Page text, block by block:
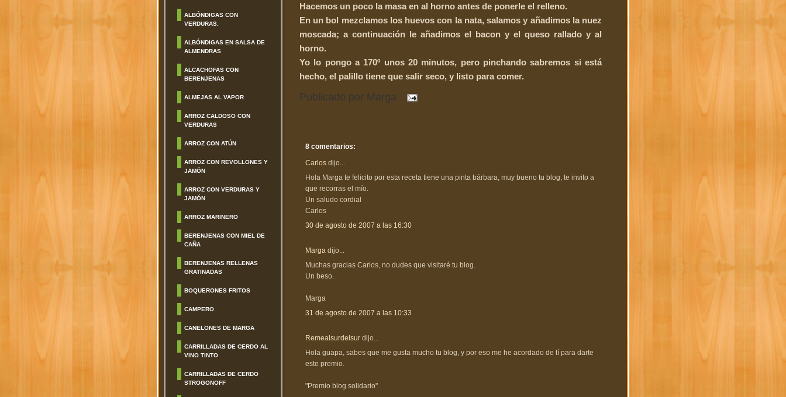
ALBÓNDIGAS CON
VERDURAS.
ALBÓNDIGAS EN SALSA DE
ALMENDRAS
ALCACHOFAS CON
BERENJENAS
ALMEJAS AL VAPOR
ARROZ CALDOSO CON
VERDURAS
ARROZ CON ATÚN
ARROZ CON REVOLLONES Y
JAMÓN
ARROZ CON VERDURAS Y
JAMÓN
ARROZ MARINERO
BERENJENAS CON MIEL DE
CAÑA
BERENJENAS RELLENAS
GRATINADAS
BOQUERONES FRITOS
CAMPERO
CANELONES DE MARGA
CARRILLADAS DE CERDO AL
VINO TINTO
CARRILLADAS DE CERDO
STROGONOFF
Hacemos un poco la masa en al horno antes de ponerle el relleno.
En un bol mezclamos los huevos con la nata, salamos y añadimos la nuez
moscada; a continuación le añadimos el bacon y el queso rallado y al
horno.
Yo lo pongo a 170º unos 20 minutos, pero pinchando sabremos si está
hecho, el palillo tiene que salir seco, y listo para comer.
Publicado por Marga
8 comentarios:
Carlos dijo...
Hola Marga te felicito por esta receta tiene una pinta bárbara, muy bueno tu blog, te invito a
que recorras el mío.
Un saludo cordial
Carlos
30 de agosto de 2007 a las 16:30
Marga dijo...
Muchas gracias Carlos, no dudes que visitaré tu blog.
Un beso.
Marga
31 de agosto de 2007 a las 10:33
Remealsurdelsur dijo...
Hola guapa, sabes que me gusta mucho tu blog, y por eso me he acordado de tí para darte
este premio.
"Premio blog solidario"